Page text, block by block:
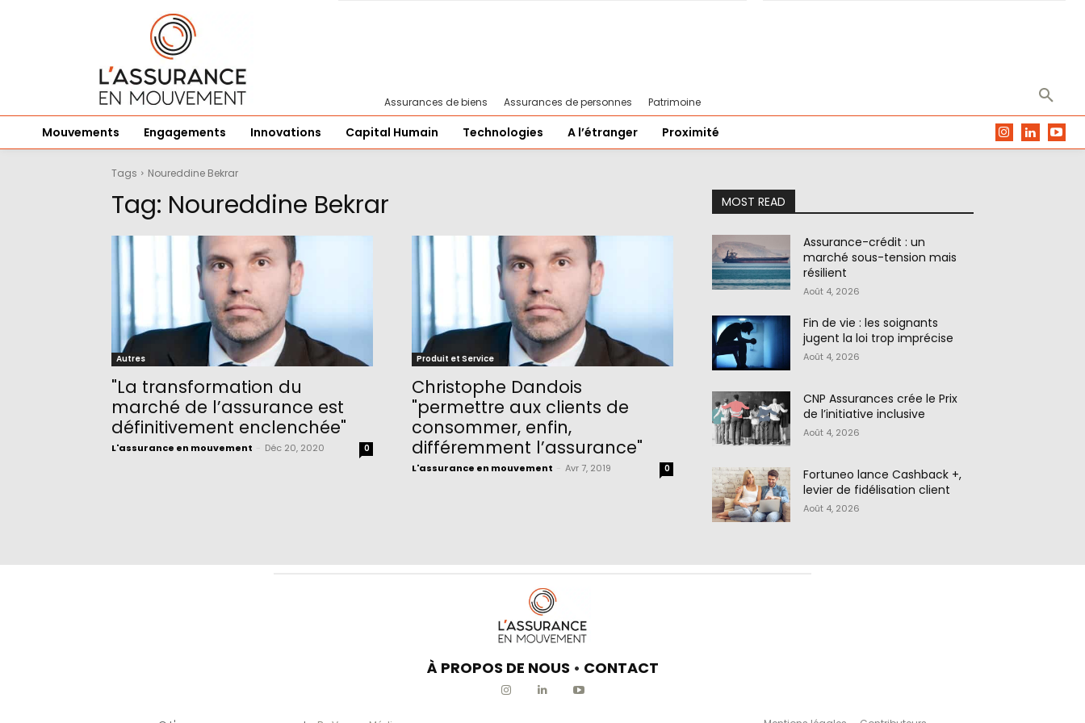
Assurances de biens Assurances de personnes Patrimoine
Mouvements Engagements Innovations Capital Humain Technologies A l’étranger Proximité
Tags Noureddine Bekrar
Tag: Noureddine Bekrar
Autres
"La transformation du
marché de l’assurance est
définitivement enclenchée"
L'assurance en mouvement Déc 20, 2020 0
Produit et Service
Christophe Dandois
"permettre aux clients de
consommer, enfin,
différemment l’assurance"
L'assurance en mouvement Avr 7, 2019 0
MOST READ
Assurance-crédit : un
marché sous-tension mais
résilient
Août 4, 2026
Fin de vie : les soignants
jugent la loi trop imprécise
Août 4, 2026
CNP Assurances crée le Prix
de l’initiative inclusive
Août 4, 2026
Fortuneo lance Cashback +,
levier de fidélisation client
Août 4, 2026
À PROPOS DE NOUS • CONTACT